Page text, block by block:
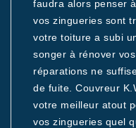
faudra alors penser
vos zingueries sont
votre toiture a subi
songer à rénover
réparations ne
de fuite. Couvreur
votre meilleur atout
vos zingueries quel